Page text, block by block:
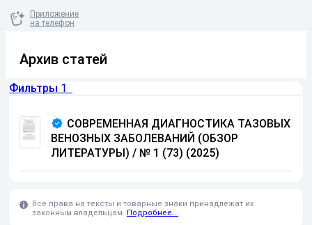
Приложение
на телефон
Архив статей
Фильтры 1
СОВРЕМЕННАЯ ДИАГНОСТИКА ТАЗОВЫХ
ВЕНОЗНЫХ ЗАБОЛЕВАНИЙ (ОБЗОР
ЛИТЕРАТУРЫ) / № 1 (73) (2025)
Все права на тексты и товарные знаки принадлежат их
законным владельцам. Подробнее...